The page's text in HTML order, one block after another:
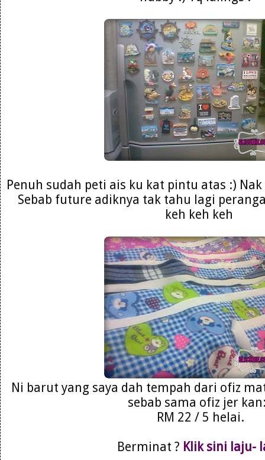
Penuh sudah peti ais ku kat pintu atas :)
Sebab future adiknya tak tahu lagi
keh keh keh
Ni barut yang saya dah tempah dari ofiz
sebab sama ofiz jer
RM 22 / 5 helai.
Berminat ? Klik sini laju-